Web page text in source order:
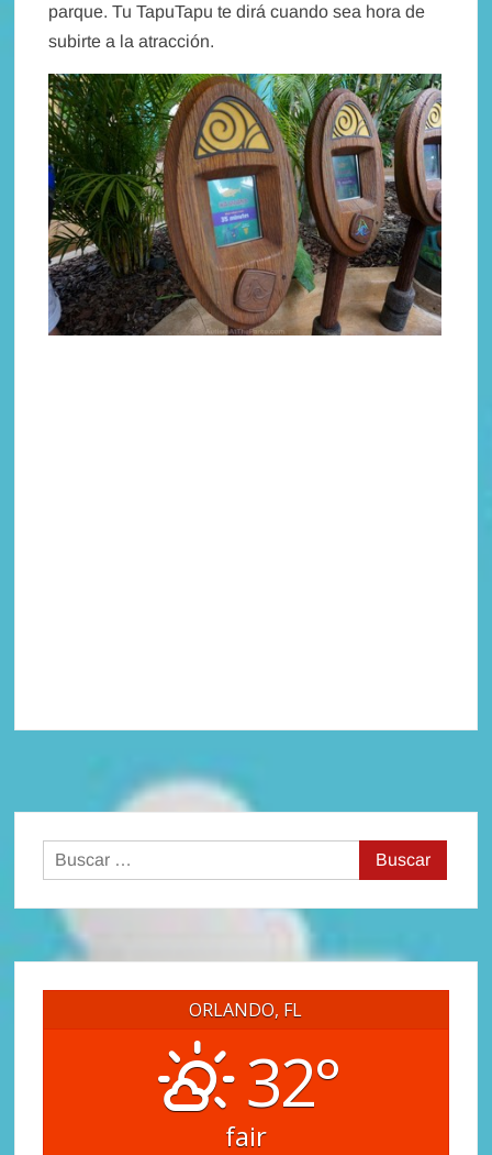
parque. Tu TapuTapu te dirá cuando sea hora de
subirte a la atracción.
Buscar:
ORLANDO, FL
32°
fair